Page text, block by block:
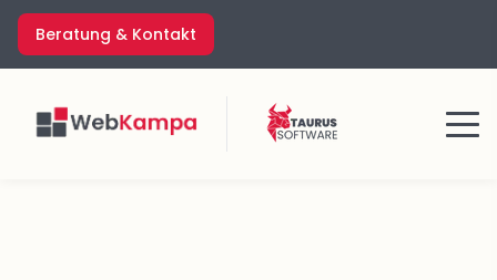
Zum
Inhalt
springen
Beratung & Kontakt
Menü